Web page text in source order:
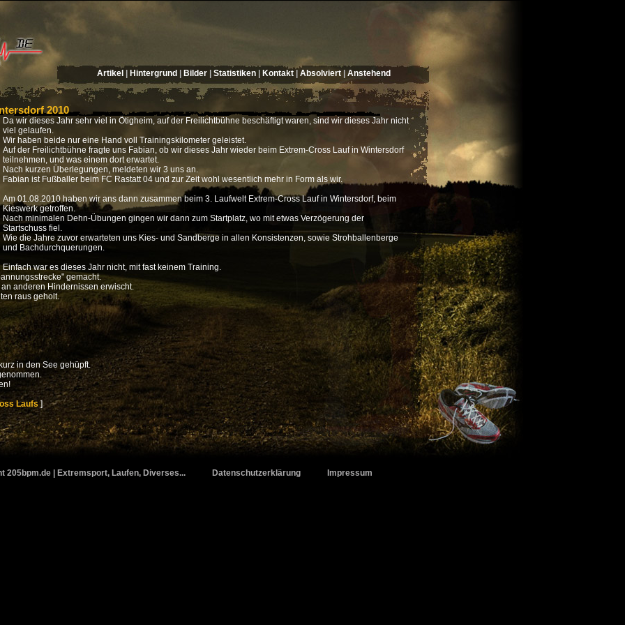
Artikel Hintergrund Bilder| Statistiken| Kontakt| Absolviert| Anstehend
2010
Da wir dieses Jahr sehr viel in Ötigheim, auf der Freilichtbühne beschäftigt waren, sind wir dieses Jahr nicht
viel gelaufen.
Wir haben beide nur eine Hand voll Trainingskilometer geleistet.
Auf der Freilichtbühne fragte uns Fabian, ob wir dieses Jahr wieder beim Extrem-Cross Lauf in Wintersdorf
teilnehmen, und was einem dort erwartet.
Nach kurzen Überlegungen, meldeten wir 3 uns an.
Fabian ist Fußballer beim FC Rastatt 04 und zur Zeit wohl wesentlich mehr in Form als wir.
Am 01.08.2010 haben wir ans dann zusammen beim 3. Laufwelt Extrem-Cross Lauf in Wintersdorf, beim
Kieswerk getroffen.
Nach minimalen Dehn-Übungen gingen wir dann zum Startplatz, wo mit etwas Verzögerung der
Startschuss fiel.
Wie die Jahre zuvor erwarteten uns Kies- und Sandberge in allen Konsistenzen, sowie Strohballenberge
und Bachdurchquerungen.
Einfach war es dieses Jahr nicht, mit fast keinem Training.
gemacht.
anderen Hindernissen erwischt.
raus geholt.
in den See gehüpft.
Laufs]
205bpm.de | Extremsport, Laufen, Diverses... Datenschutzerklärung Impressum